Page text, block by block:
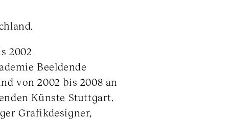
2002
Beeldende
von 2002 bis 2008 an
Künste Stuttgart.
Grafikdesigner,